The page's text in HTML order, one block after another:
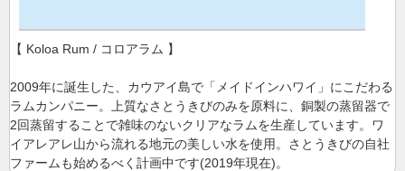
【 Koloa Rum / コロアラム 】
2009年に誕生した、カウアイ島で「メイドインハワイ」にこだわる
ラムカンパニー。上質なさとうきびのみを原料に、銅製の蒸留器で
2回蒸留することで雑味のないクリアなラムを生産しています。ワ
イアレアレ山から流れる地元の美しい水を使用。さとうきびの自社
ファームも始めるべく計画中です(2019年現在)。